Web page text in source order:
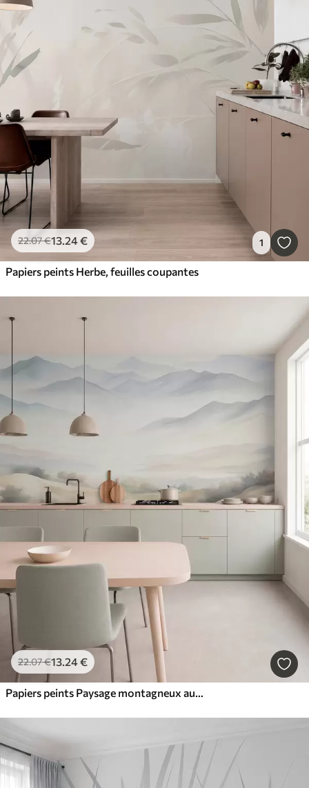
22.07€13.24€ 1
Papiers peints Herbe, feuilles coupantes
22.07€13.24€
Papiers peints Paysage montagneux aux reliefs variés